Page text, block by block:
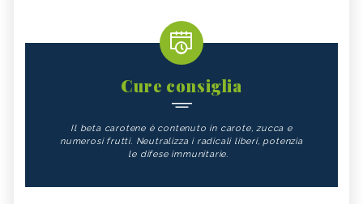
Cure consiglia
Il beta carotene è contenuto in carote, zucca e
numerosi frutti. Neutralizza i radicali liberi, potenzia
le difese immunitarie.